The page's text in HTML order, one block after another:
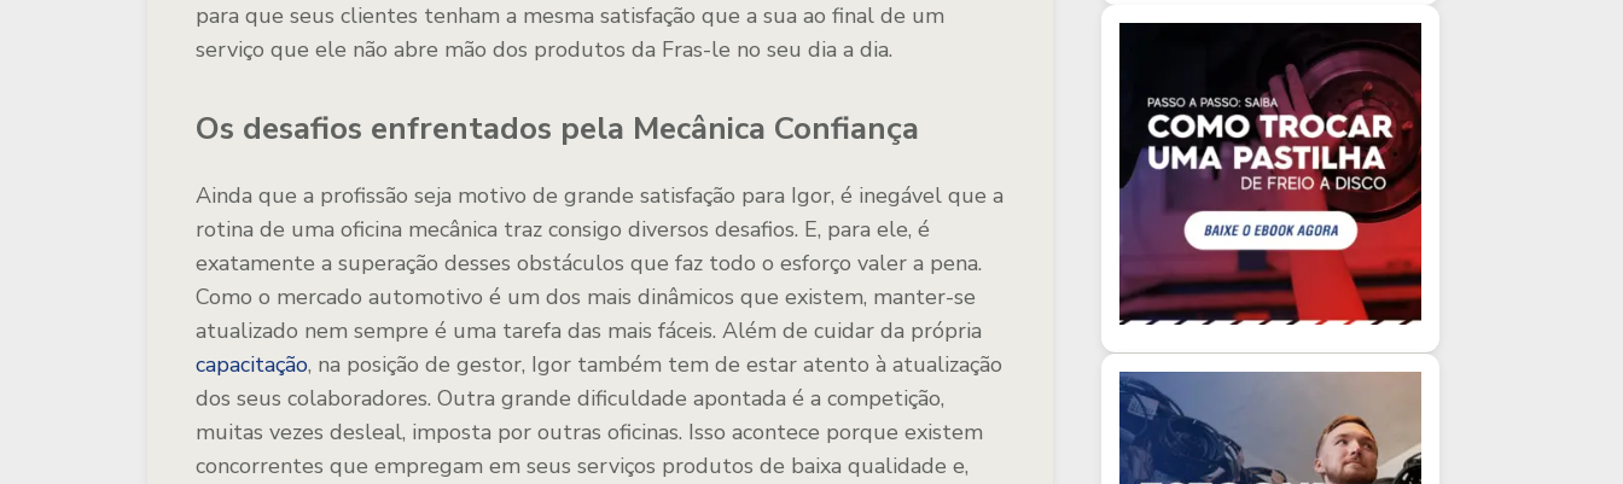
para que seus clientes tenham a mesma satisfação que a sua ao final de um
serviço que ele não abre mão dos produtos da Fras-le no seu dia a dia.
Os desafios enfrentados pela Mecânica Confiança
Ainda que a profissão seja motivo de grande satisfação para Igor, é inegável que a
rotina de uma oficina mecânica traz consigo diversos desafios. E, para ele, é
exatamente a superação desses obstáculos que faz todo o esforço valer a pena.
Como o mercado automotivo é um dos mais dinâmicos que existem, manter-se
atualizado nem sempre é uma tarefa das mais fáceis. Além de cuidar da própria
capacitação, na posição de gestor, Igor também tem de estar atento à atualização
dos seus colaboradores. Outra grande dificuldade apontada é a competição,
muitas vezes desleal, imposta por outras oficinas. Isso acontece porque existem
concorrentes que empregam em seus serviços produtos de baixa qualidade e,
acabando mais r...